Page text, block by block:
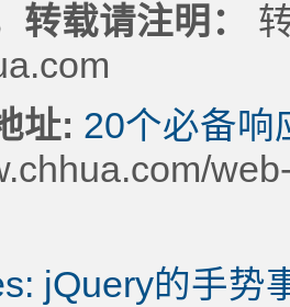
转载请注明：
址: 20个必备响
jQuery的手势